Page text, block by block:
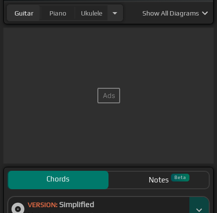
Guitar Piano Ukulele ShowAll Diagrams
Chords Notes Beta
VERSION: Simplified